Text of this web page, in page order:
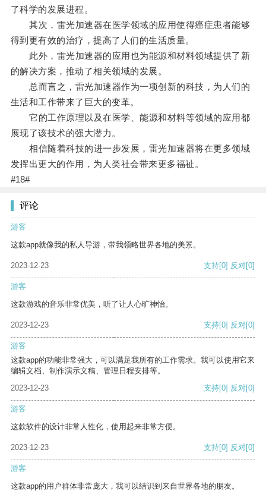
了科学的发展进程。
其次，雷光加速器在医学领域的应用使得癌症患者能够
得到更有效的治疗，提高了人们的生活质量。
此外，雷光加速器的应用也为能源和材料领域提供了新
的解决方案，推动了相关领域的发展。
总而言之，雷光加速器作为一项创新的科技，为人们的
生活和工作带来了巨大的变革。
它的工作原理以及在医学、能源和材料等领域的应用都
展现了该技术的强大潜力。
相信随着科技的进一步发展，雷光加速器将在更多领域
发挥出更大的作用，为人类社会带来更多福祉。
#18#
评论
游客
这款app就像我的私人导游，带我领略世界各地的美景。
2023-12-23 支持[0] 反对[0]
游客
这款游戏的音乐非常优美，听了让人心旷神怡。
2023-12-23 支持[0] 反对[0]
游客
这款app的功能非常强大，可以满足我所有的工作需求。我可以使用它来
编辑文档、制作演示文稿、管理日程安排等。
2023-12-23
支持[0] 反对[0]
游客
这款软件的设计非常人性化，使用起来非常方便。
2023-12-23 支持[0] 反对[0]
游客
这款app的用户群体非常庞大，我可以结识到来自世界各地的朋友。